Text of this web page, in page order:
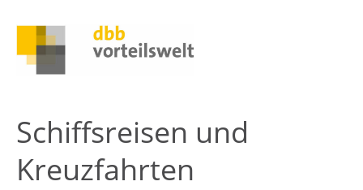
Schiffsreisen und
Kreuzfahrten